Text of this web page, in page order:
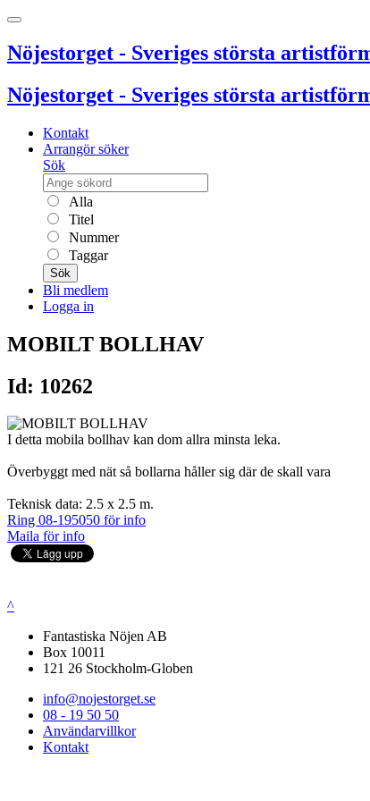
Nöjestorget - Sveriges största
Nöjestorget - Sveriges största
Kontakt
Arrangör söker
Sök
Alla
Titel
Nummer
Taggar
Sök
Bli medlem
Logga in
MOBILT BOLLHAV
Id: 10262
I detta mobila bollhav kan dom allra minsta leka.
Överbyggt med nät så bollarna håller sig där de skall vara
Teknisk data: 2.5 x 2.5 m.
Ring 08-195050 för info
Maila för info
^
Fantastiska Nöjen AB
Box 10011
121 26 Stockholm-Globen
info@nojestorget.se
08 - 19 50 50
Användarvillkor
Kontakt